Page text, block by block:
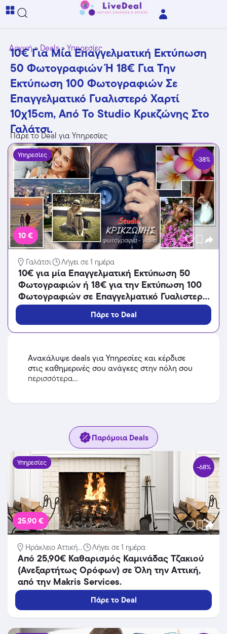
Αρχική» Deals»Υπηρεσίες
10€ Για Μία Επαγγελματική Εκτύπωση
50 Φωτογραφιών Ή 18€ Για Την
Εκτύπωση 100 Φωτογραφιών Σε
Επαγγελματικό Γυαλιστερό Χαρτί
10χ15cm, Από Το Studio Κρικζώνης Στο
Γαλάτσι.
Πάρε το Deal για Υπηρεσίες
Υπηρεσίες -38%
10 €
Γαλάτσι Λήγει σε 1 ημέρα
10€ για μία Επαγγελματική Εκτύπωση 50
Φωτογραφιών ή 18€ για την Εκτύπωση 100
Φωτογραφιών σε Επαγγελματικό Γυαλιστερό
Χαρτί 10χ15cm, από το Studio Κρικζώνης
Πάρε το Deal
Ανακάλυψε deals για Υπηρεσίες και κέρδισε
στις καθημερινές σου ανάγκες στην πόλη σου
περισσότερα...
Παρόμοια Deals
Υπηρεσίες -68%
25,90 €
Ηράκλειο Αττική... Λήγει σε 1 ημέρα
Aπό 25,90€ Καθαρισμός Καμινάδας Τζακιού
(Ανεξαρτήτως Ορόφων) σε Όλη την Αττική,
από την Makris Services.
Πάρε το Deal